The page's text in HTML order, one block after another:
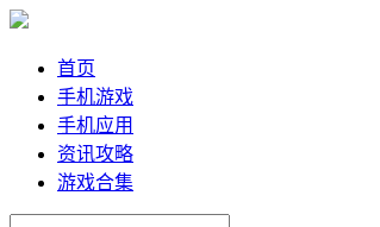
首页
手机游戏
手机应用
资讯攻略
游戏合集